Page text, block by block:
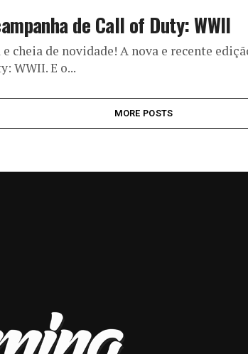
de Call of Duty: WWII
cheia de novidade! A nova e recente
WWII. E o...
MORE POSTS